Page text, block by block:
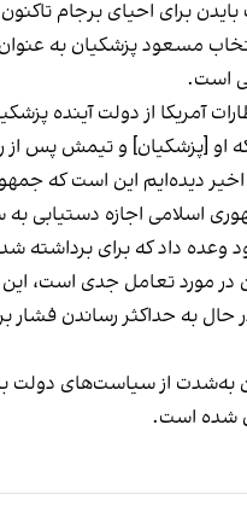
برای احیای برجام
انتخاب مسعود پزشکیان به
است.
آمریکا از دولت
که او [پزشکیان] و تیمش پس
دیده‌ایم این است که
اسلامی اجازه دستیابی
وعده داد که برای برداشته
در مورد تعامل جدی است،
حال به حداکثر رساندن
از سیاست‌های دولت
شده است.